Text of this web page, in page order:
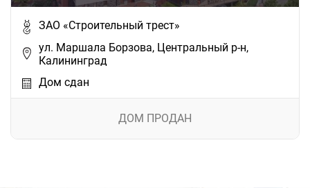
ЗАО «Строительный трест»
ул. Маршала Борзова, Центральный р-н,
Калининград
Дом сдан
ДОМ ПРОДАН